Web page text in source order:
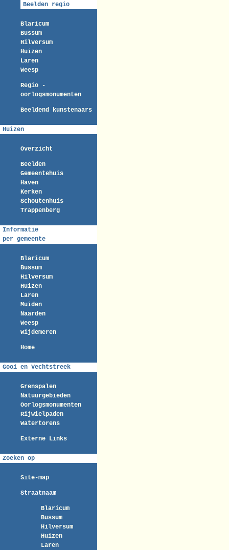
Beelden regio
Blaricum
Bussum
Hilversum
Huizen
Laren
Weesp
Regio -
oorlogsmonumenten
Beeldend kunstenaars
Huizen
Overzicht
Beelden
Gemeentehuis
Haven
Kerken
Schoutenhuis
Trappenberg
Informatie
per gemeente
Blaricum
Bussum
Hilversum
Huizen
Laren
Muiden
Naarden
Weesp
Wijdemeren
Home
Gooi en Vechtstreek
Grenspalen
Natuurgebieden
Oorlogsmonumenten
Rijwielpaden
Watertorens
Externe Links
Zoeken op
Site-map
Straatnaam
Blaricum
Bussum
Hilversum
Huizen
Laren